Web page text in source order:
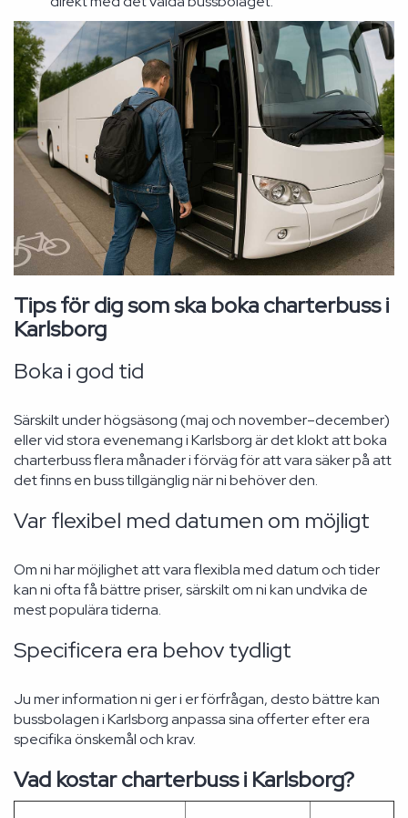
Tips för dig som ska boka charterbuss i
Karlsborg
Boka i god tid
Särskilt under högsäsong (maj och november–december)
eller vid stora evenemang i Karlsborg är det klokt att boka
charterbuss flera månader i förväg för att vara säker på att
det finns en buss tillgänglig när ni behöver den.
Var flexibel med datumen om möjligt
Om ni har möjlighet att vara flexibla med datum och tider
kan ni ofta få bättre priser, särskilt om ni kan undvika de
mest populära tiderna.
Specificera era behov tydligt
Ju mer information ni ger i er förfrågan, desto bättre kan
bussbolagen i Karlsborg anpassa sina offerter efter era
specifika önskemål och krav.
Vad kostar charterbuss i Karlsborg?